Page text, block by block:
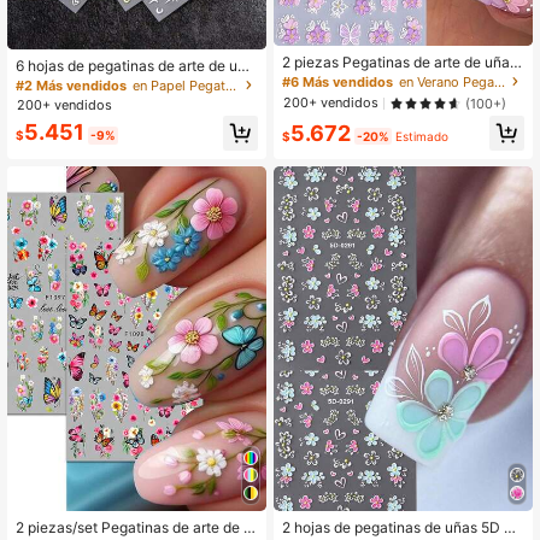
6 hojas de pegatinas de arte de uña
s con tema bohemio con estrellas, l
unas, patrones y formas de corazó
#2 Más vendidos
en Papel Pegatinas decorativas
200+ vendidos
$5.451 -9%
2 piezas/set Pegatinas de arte de u
2 piezas Pegatinas de arte de uñas
5D con relieve floral, Calcomanías
de uñas autoadhesivas con patrón
de flor 3D, mariposa y corazón, Ade
cuado para decoración de uñas del
Día de San Valentín, Suministros de
arte de uñas de primavera
#6 Más vendidos
en Verano Pegatinas y calcomanías para decoración
200+ vendidos
(100+)
$5.672 -20% Estimado
2 hojas de pegatinas de uñas 5D co